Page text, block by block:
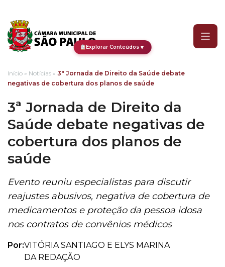
Explorar Conteúdos▼
Início » Notícias » 3ª Jornada de Direito da Saúde debate
negativas de cobertura dos planos de saúde
3ª Jornada de Direito da
Saúde debate negativas de
cobertura dos planos de
saúde
Evento reuniu especialistas para discutir
reajustes abusivos, negativa de cobertura de
medicamentos e proteção da pessoa idosa
nos contratos de convênios médicos
Por:VITÓRIA SANTIAGO E ELYS MARINA
DA REDAÇÃO